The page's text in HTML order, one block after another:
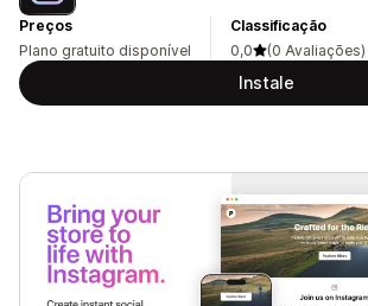
Preços
Plano gratuito disponível
Classificação
0,0
(0 Avaliações)
Instale